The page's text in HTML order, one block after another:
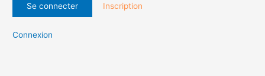
Inscription
Connexion